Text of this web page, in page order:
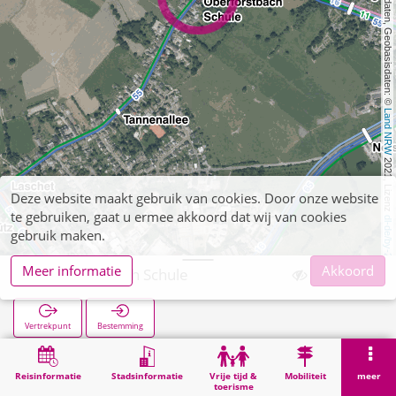
, Kartendaten, Geobasisdaten: ©
Land NRW
2021, Lizenz
dl-de/by-2-0
Reisinformatie Stadsinformatie
Vrije tijd &
toerisme
Mobiliteit meer
Oberforstbach Schule
Vertrekpunt Bestemming
Zoekopracht Oberforstbach Schule
Deze website maakt gebruik van cookies. Door onze website
te gebruiken, gaat u ermee akkoord dat wij van cookies
gebruik maken.
Meer informatie
Akkoord